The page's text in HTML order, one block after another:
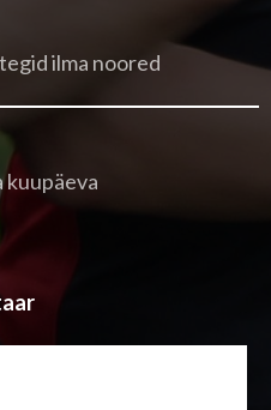
ilma noored
kuupäeva